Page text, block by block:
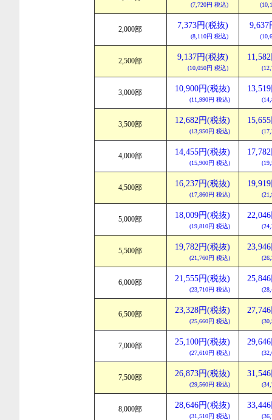
(7,720円 税込)
2,000部 7,373円(税抜)
(8,110円 税込)
9,637
2,500部 9,137円(税抜)
(10,050円 税込)
3,000部 10,900円(税抜)
(11,990円 税込)
3,500部 12,682円(税抜)
(13,950円 税込)
4,000部 14,455円(税抜)
(15,900円 税込)
4,500部 16,237円(税抜)
(17,860円 税込)
5,000部 18,009円(税抜)
(19,810円 税込)
5,500部 19,782円(税抜)
(21,760円 税込)
6,000部 21,555円(税抜)
(23,710円 税込)
6,500部 23,328円(税抜)
(25,660円 税込)
7,000部 25,100円(税抜)
(27,610円 税込)
7,500部 26,873円(税抜)
(29,560円 税込)
8,000部 28,646円(税抜)
(31,510円 税込)